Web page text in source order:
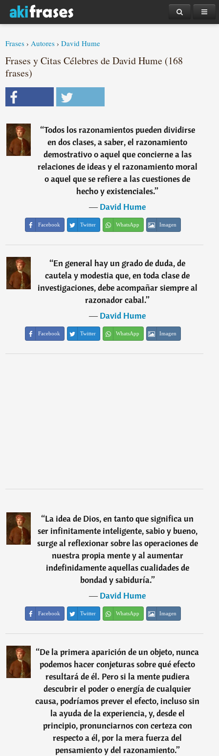
Frases ›Autores ›David Hume
Frases y Citas Célebres de David Hume (168
frases)
“Todos los razonamientos pueden dividirse
en dos clases, a saber, el razonamiento
demostrativo o aquel que concierne a las
relaciones de ideas y el razonamiento moral
o aquel que se refiere a las cuestiones de
hecho y existenciales.”
―David Hume
Facebook Twitter WhatsApp Imagen
“En general hay un grado de duda, de
cautela y modestia que, en toda clase de
investigaciones, debe acompañar siempre al
razonador cabal.”
―David Hume
Facebook Twitter WhatsApp Imagen
“La idea de Dios, en tanto que significa un
ser infinitamente inteligente, sabio y bueno,
surge al reflexionar sobre las operaciones de
nuestra propia mente y al aumentar
indefinidamente aquellas cualidades de
bondad y sabiduría.”
―David Hume
Facebook Twitter WhatsApp Imagen
“De la primera aparición de un objeto, nunca
podemos hacer conjeturas sobre qué efecto
resultará de él. Pero si la mente pudiera
descubrir el poder o energía de cualquier
causa, podríamos prever el efecto, incluso sin
la ayuda de la experiencia, y, desde el
principio, pronunciarnos con certeza con
respecto a él, por la mera fuerza del
pensamiento y del razonamiento.”